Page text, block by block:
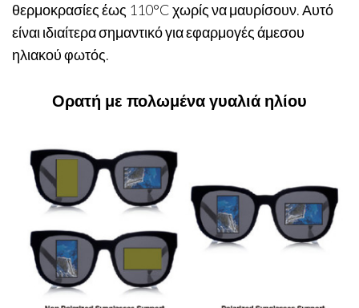
θερμοκρασίες έως 110°C χωρίς να μαυρίσουν. Αυτό
είναι ιδιαίτερα σημαντικό για εφαρμογές άμεσου
ηλιακού φωτός.
Ορατή με πολωμένα γυαλιά ηλίου